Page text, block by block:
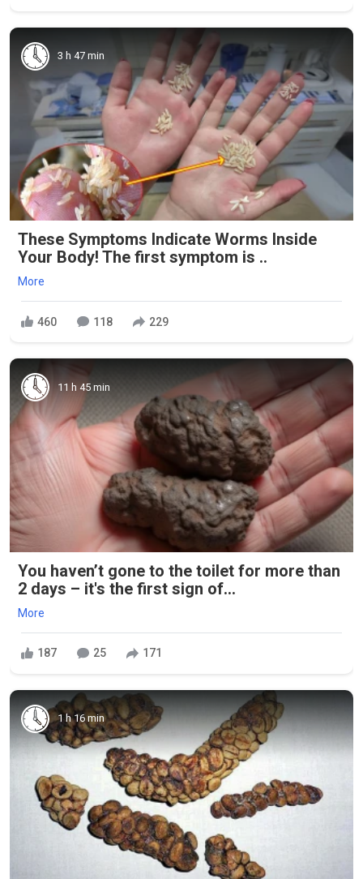
3 h 47 min
These Symptoms Indicate Worms Inside
Your Body! The first symptom is ..
More
460 118 229
11 h 45 min
You haven’t gone to the toilet for more than
2 days – it's the first sign of...
More
187 25 171
1 h 16 min